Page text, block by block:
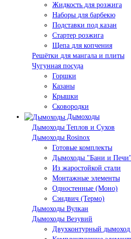
Жидкость для розжига
Наборы для барбекю
Подставки под казан
Стартер розжига
Щепа для копчения
Решётки для мангала и плиты
Чугунная посуда
Горшки
Казаны
Крышки
Сковородки
Дымоходы
Дымоходы Теплов и Сухов
Дымоходы Rosinox
Готовые комплекты
Дымоходы "Бани и Печи"
Из жаростойкой стали
Монтажные элементы
Одностенные (Моно)
Сэндвич (Термо)
Дымоходы Вулкан
Дымоходы Везувий
Двухконтурный дымоход